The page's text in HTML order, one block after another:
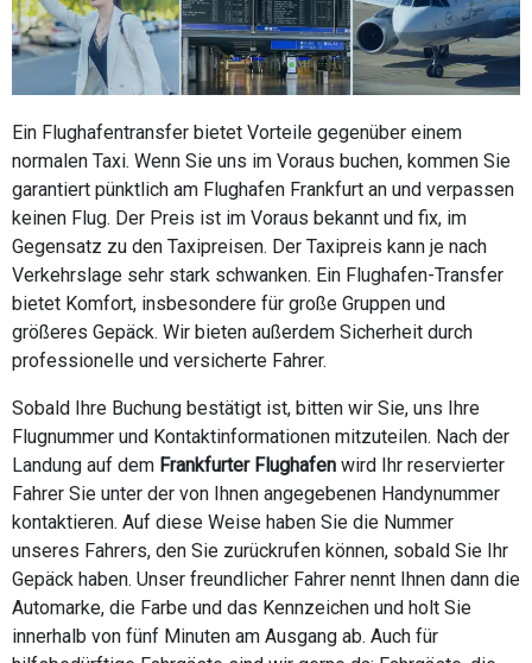
Ein Flughafentransfer bietet Vorteile gegenüber einem
normalen Taxi. Wenn Sie uns im Voraus buchen, kommen Sie
garantiert pünktlich am Flughafen Frankfurt an und verpassen
keinen Flug. Der Preis ist im Voraus bekannt und fix, im
Gegensatz zu den Taxipreisen. Der Taxipreis kann je nach
Verkehrslage sehr stark schwanken. Ein Flughafen-Transfer
bietet Komfort, insbesondere für große Gruppen und
größeres Gepäck. Wir bieten außerdem Sicherheit durch
professionelle und versicherte Fahrer.
Sobald Ihre Buchung bestätigt ist, bitten wir Sie, uns Ihre
Flugnummer und Kontaktinformationen mitzuteilen. Nach der
Landung auf dem Frankfurter Flughafen wird Ihr reservierter
Fahrer Sie unter der von Ihnen angegebenen Handynummer
kontaktieren. Auf diese Weise haben Sie die Nummer
unseres Fahrers, den Sie zurückrufen können, sobald Sie Ihr
Gepäck haben. Unser freundlicher Fahrer nennt Ihnen dann die
Automarke, die Farbe und das Kennzeichen und holt Sie
innerhalb von fünf Minuten am Ausgang ab. Auch für